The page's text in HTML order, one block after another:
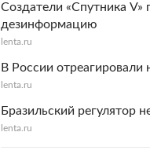
Создатели «Спутника V»
дезинформацию
lenta.ru
В России отреагировали
lenta.ru
Бразильский регулятор
lenta.ru